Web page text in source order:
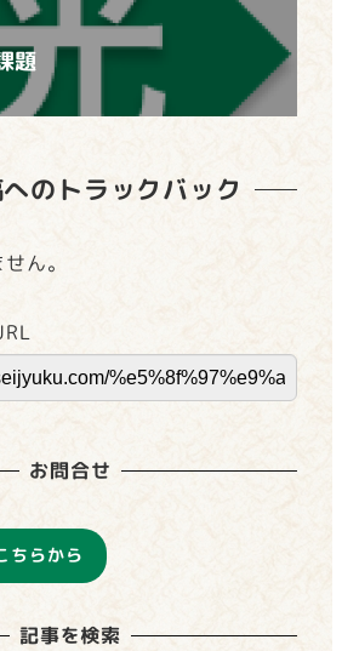
題
のトラックバック
ん。
お問合せ
ちらから
記事を検索